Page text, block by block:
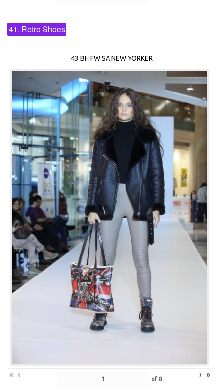
41. Retro Shoes
43 BH FW SA NEW YORKER
« ‹ of 8 › »